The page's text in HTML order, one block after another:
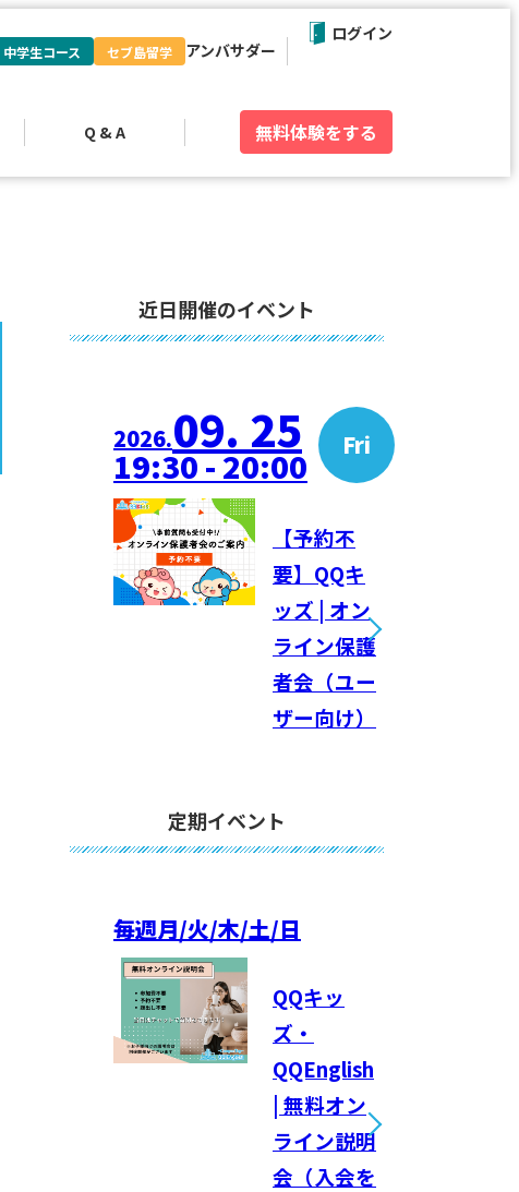
Q & A
中学生コース セブ島留学 アンバサダー
無料体験をする
ログイン
近日開催のイベント
2026.09. 25 Fri
19:30 - 20:00
【予約不
要】QQキ
ッズ | オン
ライン保護
者会（ユー
ザー向け）
定期イベント
毎週月/火/木/土/日
QQキッ
ズ・
QQEnglish
| 無料オン
ライン説明
会（入会を